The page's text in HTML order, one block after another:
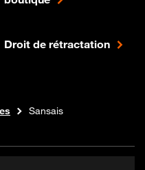
Droit de rétractation
Sansais